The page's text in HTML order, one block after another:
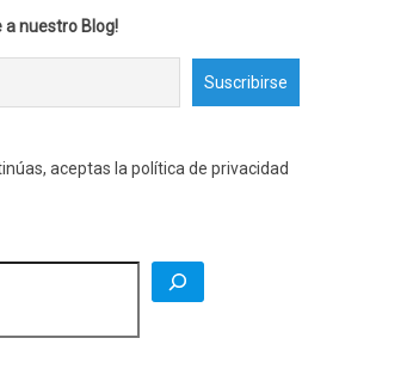
a nuestro Blog!
aceptas la política de privacidad